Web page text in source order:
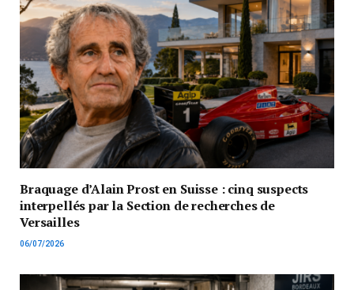
Braquage d’Alain Prost en Suisse : cinq suspects
interpellés par la Section de recherches de
Versailles
06/07/2026